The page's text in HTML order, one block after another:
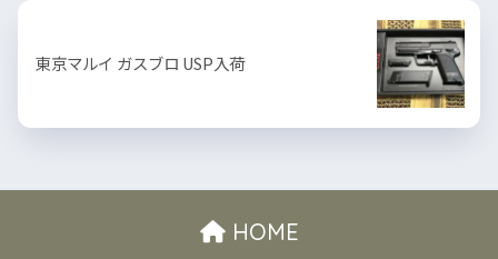
東京マルイ ガスブロ USP入荷
HOME